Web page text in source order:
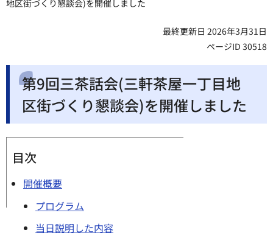
地区街づくり懇談会)を開催しました
最終更新日 2026年3月31日
ページID 30518
第9回三茶話会(三軒茶屋一丁目地
区街づくり懇談会)を開催しました
目次
開催概要
プログラム
当日説明した内容